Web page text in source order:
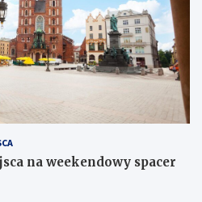
na weekendowy spacer